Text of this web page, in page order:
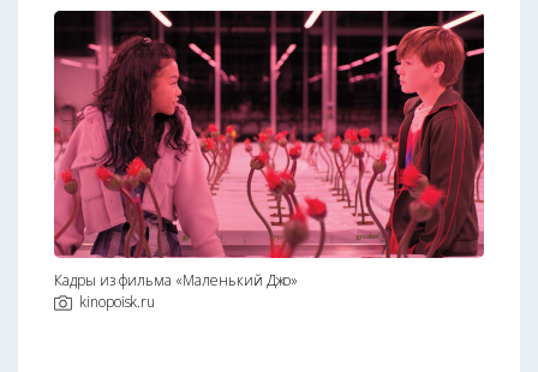
Кадры из фильма «Маленький Джо»
kinopoisk.ru